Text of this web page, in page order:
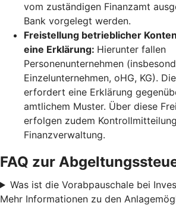
vom zuständigen Finanzamt
Bank vorgelegt werden.
Freistellung betrieblicher
eine Erklärung: Hierunter fallen
Personenunternehmen
Einzelunternehmen, oHG, KG).
erfordert eine Erklärung
amtlichem Muster. Über diese
erfolgen zudem
Finanzverwaltung.
FAQ zur
Was ist die Vorabpauschale bei
Mehr Informationen zu den